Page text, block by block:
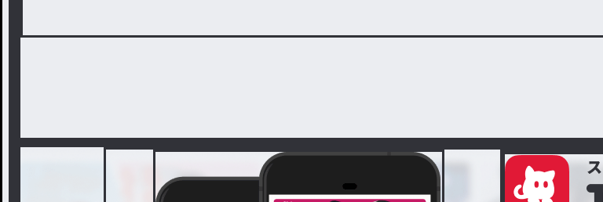
落ち着いたら、またコメントとかするかもね